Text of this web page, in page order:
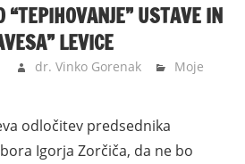
“TEPIHOVANJE” USTAVE IN
LEVICE
dr. Vinko Gorenak
Moje
odločitev predsednika
Igorja Zorčiča, da ne bo